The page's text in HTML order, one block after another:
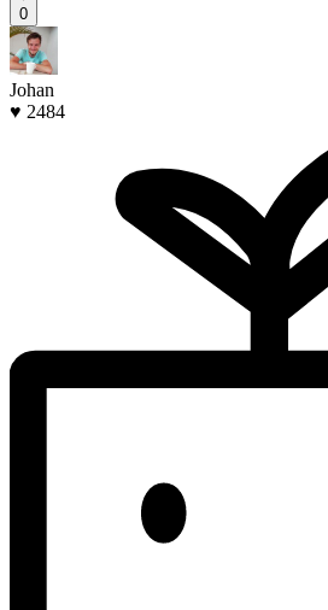
0
Johan
♥ 2484